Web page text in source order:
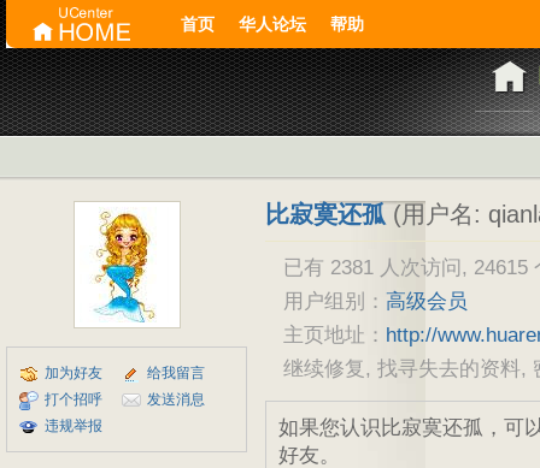
首页 华人论坛 帮助
加为好友
给我留言
打个招呼
发送消息
违规举报
比寂寞还孤 (用户名:
已有 2381 人次访问,
用户组别： 高级会员
主页地址： http://
继续修复, 找寻失去的资料,
如果您认识比寂寞还孤，可
好友。